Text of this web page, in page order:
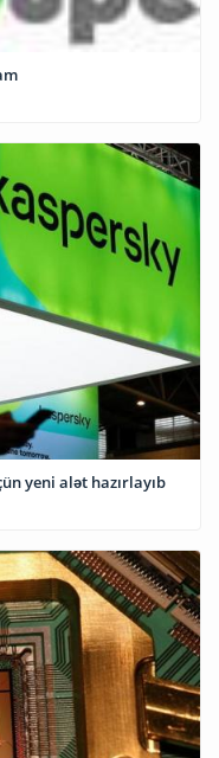
yeni alət hazırlayıb